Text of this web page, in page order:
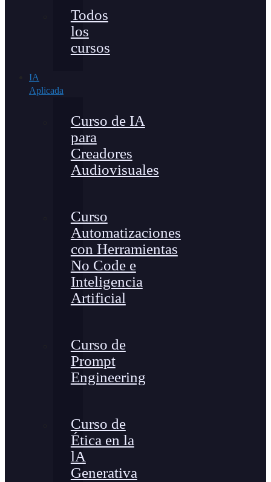
Todos
los
cursos
IA
Aplicada
Curso de IA
para
Creadores
Audiovisuales
Curso
Automatizaciones
con Herramientas
No Code e
Inteligencia
Artificial
Curso de
Prompt
Engineering
Curso de
Ética en la
lA
Generativa